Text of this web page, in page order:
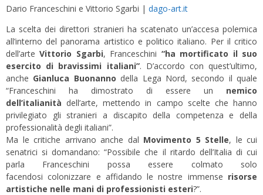
Dario Franceschini e Vittorio Sgarbi | dago-art.it
La scelta dei direttori stranieri ha scatenato un’accesa polemica
all’interno del panorama artistico e politico italiano. Per il critico
dell’arteVittorio Sgarbi, Franceschini “ha mortificato il suo
esercito di bravissimi italiani”. D’accordo con quest’ultimo,
anche Gianluca Buonanno della Lega Nord, secondo il quale
“Franceschini ha dimostrato di essere un nemico
dell’italianità dell’arte, mettendo in campo scelte che hanno
privilegiato gli stranieri a discapito della competenza e della
professionalità degli italiani”.
Ma le critiche arrivano anche dal Movimento 5 Stelle, le cui
senatrici si domandano: “Possibile che il ritardo dell’Italia di cui
parla Franceschini possa essere colmato solo
facendosi colonizzare e affidando le nostre immense risorse
artistiche nelle mani di professionisti esteri?”.